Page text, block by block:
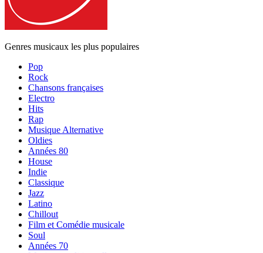
Genres musicaux les plus populaires
Pop
Rock
Chansons françaises
Electro
Hits
Rap
Musique Alternative
Oldies
Années 80
House
Indie
Classique
Jazz
Latino
Chillout
Film et Comédie musicale
Soul
Années 70